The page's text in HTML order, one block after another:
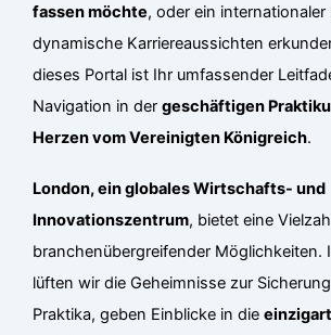
fassen möchte, oder ein
dynamische Karriereaussichten
dieses Portal ist Ihr umfassender
Navigation in dergeschäftigen
Herzen vom Vereinigten Königreich.
London, ein globales Wirtschafts- und
Innovationszentrum, bietet eine
branchenübergreifender Möglichkeiten.
lüften wir die Geheimnisse zur
Praktika, geben Einblicke in die